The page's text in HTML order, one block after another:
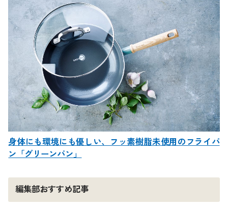
身体にも環境にも優しい、フッ素樹脂未使用のフライパ
ン「グリーンパン」
編集部おすすめ記事